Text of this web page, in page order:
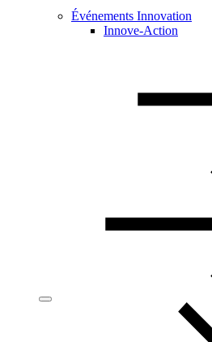
Événements Innovation
Innove-Action